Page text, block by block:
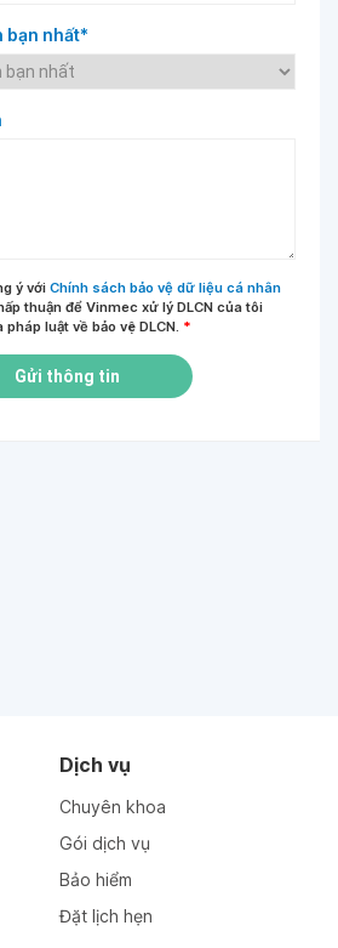
bạn nhất*
ý với Chính sách bảo vệ dữ liệu cá nhân
thuận để Vinmec xử lý DLCN của tôi
luật về bảo vệ DLCN. *
Gửi thông tin
Dịch vụ
Chuyên khoa
Gói dịch vụ
Bảo hiểm
Đặt lịch hẹn